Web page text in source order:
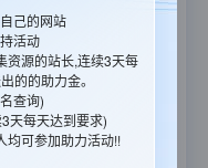
?url=
（万IP=100
宝/银行卡/微
己的网站
活动
资源的站长,连续3天每
的的助力金。
查询)
天每天达到要求)
均可参加助力活动!!